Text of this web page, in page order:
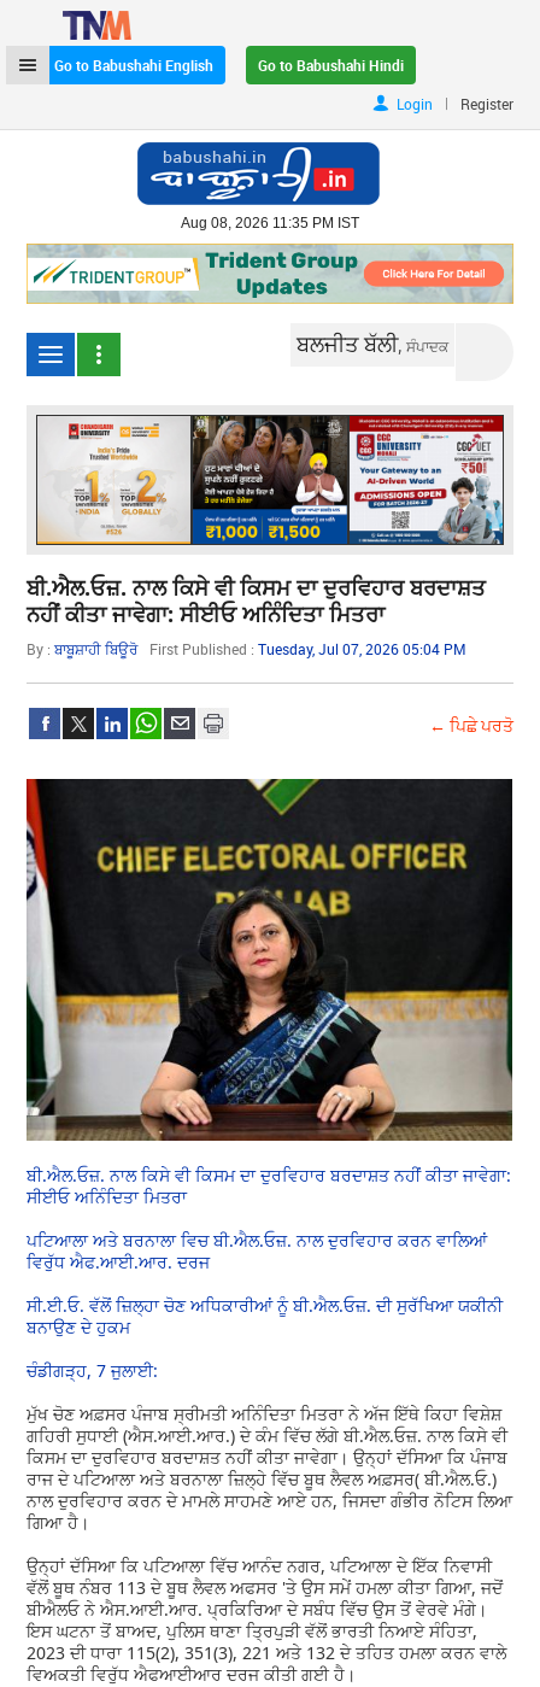
Go to Babushahi English
Go to Babushahi Hindi
Login
| Register
Aug 08, 2026 11:35 PM IST
ਬਲਜੀਤ ਬੱਲੀ,ਸੰਪਾਦਕ
ਬੀ.ਐਲ.ਓਜ਼. ਨਾਲ ਕਿਸੇ ਵੀ ਕਿਸਮ ਦਾ ਦੁਰਵਿਹਾਰ ਬਰਦਾਸ਼ਤ
ਨਹੀਂ ਕੀਤਾ ਜਾਵੇਗਾ: ਸੀਈਓ ਅਨਿੰਦਿਤਾ ਮਿਤਰਾ
By :ਬਾਬੂਸ਼ਾਹੀ ਬਿਊਰੋ First Published :Tuesday, Jul 07, 2026 05:04 PM
← ਪਿਛੇ ਪਰਤੋ
ਬੀ.ਐਲ.ਓਜ਼. ਨਾਲ ਕਿਸੇ ਵੀ ਕਿਸਮ ਦਾ ਦੁਰਵਿਹਾਰ ਬਰਦਾਸ਼ਤ ਨਹੀਂ ਕੀਤਾ ਜਾਵੇਗਾ:
ਸੀਈਓ ਅਨਿੰਦਿਤਾ ਮਿਤਰਾ
ਪਟਿਆਲਾ ਅਤੇ ਬਰਨਾਲਾ ਵਿਚ ਬੀ.ਐਲ.ਓਜ਼. ਨਾਲ ਦੁਰਵਿਹਾਰ ਕਰਨ ਵਾਲਿਆਂ
ਵਿਰੁੱਧ ਐਫ.ਆਈ.ਆਰ. ਦਰਜ
ਸੀ.ਈ.ਓ. ਵੱਲੋਂ ਜ਼ਿਲ੍ਹਾ ਚੋਣ ਅਧਿਕਾਰੀਆਂ ਨੂੰ ਬੀ.ਐਲ.ਓਜ਼. ਦੀ ਸੁਰੱਖਿਆ ਯਕੀਨੀ
ਬਨਾਉਣ ਦੇ ਹੁਕਮ
ਚੰਡੀਗੜ੍ਹ, 7 ਜੁਲਾਈ:
ਮੁੱਖ ਚੋਣ ਅਫ਼ਸਰ ਪੰਜਾਬ ਸ੍ਰੀਮਤੀ ਅਨਿੰਦਿਤਾ ਮਿਤਰਾ ਨੇ ਅੱਜ ਇੱਥੇ ਕਿਹਾ ਵਿਸ਼ੇਸ਼
ਗਹਿਰੀ ਸੁਧਾਈ (ਐਸ.ਆਈ.ਆਰ.) ਦੇ ਕੰਮ ਵਿੱਚ ਲੱਗੇ ਬੀ.ਐਲ.ਓਜ਼. ਨਾਲ ਕਿਸੇ ਵੀ
ਕਿਸਮ ਦਾ ਦੁਰਵਿਹਾਰ ਬਰਦਾਸ਼ਤ ਨਹੀਂ ਕੀਤਾ ਜਾਵੇਗਾ। ਉਨ੍ਹਾਂ ਦੱਸਿਆ ਕਿ ਪੰਜਾਬ
ਰਾਜ ਦੇ ਪਟਿਆਲਾ ਅਤੇ ਬਰਨਾਲਾ ਜ਼ਿਲ੍ਹੇ ਵਿੱਚ ਬੂਥ ਲੈਵਲ ਅਫ਼ਸਰ( ਬੀ.ਐਲ.ਓ.)
ਨਾਲ ਦੁਰਵਿਹਾਰ ਕਰਨ ਦੇ ਮਾਮਲੇ ਸਾਹਮਣੇ ਆਏ ਹਨ, ਜਿਸਦਾ ਗੰਭੀਰ ਨੋਟਿਸ ਲਿਆ
ਗਿਆ ਹੈ।
ਉਨ੍ਹਾਂ ਦੱਸਿਆ ਕਿ ਪਟਿਆਲਾ ਵਿੱਚ ਆਨੰਦ ਨਗਰ, ਪਟਿਆਲਾ ਦੇ ਇੱਕ ਨਿਵਾਸੀ
ਵੱਲੋਂ ਬੂਥ ਨੰਬਰ 113 ਦੇ ਬੂਥ ਲੈਵਲ ਅਫਸਰ 'ਤੇ ਉਸ ਸਮੇਂ ਹਮਲਾ ਕੀਤਾ ਗਿਆ, ਜਦੋਂ
ਬੀਐਲਓ ਨੇ ਐਸ.ਆਈ.ਆਰ. ਪ੍ਰਕਿਰਿਆ ਦੇ ਸਬੰਧ ਵਿੱਚ ਉਸ ਤੋਂ ਵੇਰਵੇ ਮੰਗੇ।
ਇਸ ਘਟਨਾ ਤੋਂ ਬਾਅਦ, ਪੁਲਿਸ ਥਾਣਾ ਤ੍ਰਿਪੁੜੀ ਵੱਲੋਂ ਭਾਰਤੀ ਨਿਆਏ ਸੰਹਿਤਾ,
2023 ਦੀ ਧਾਰਾ 115(2), 351(3), 221 ਅਤੇ 132 ਦੇ ਤਹਿਤ ਹਮਲਾ ਕਰਨ ਵਾਲੇ
ਵਿਅਕਤੀ ਵਿਰੁੱਧ ਐਫਆਈਆਰ ਦਰਜ ਕੀਤੀ ਗਈ ਹੈ।